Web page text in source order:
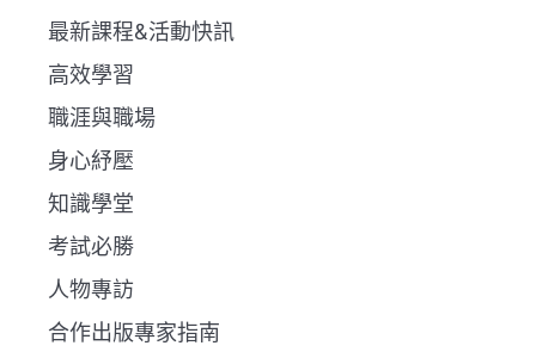
最新課程&活動快訊
高效學習
職涯與職場
身心紓壓
知識學堂
考試必勝
人物專訪
合作出版專家指南